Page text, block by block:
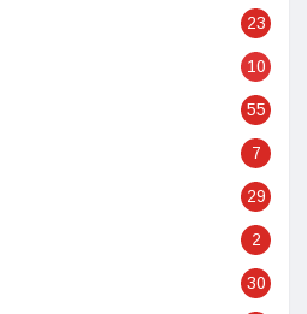
23
10
55
7
29
2
30